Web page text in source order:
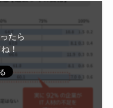
たら
！